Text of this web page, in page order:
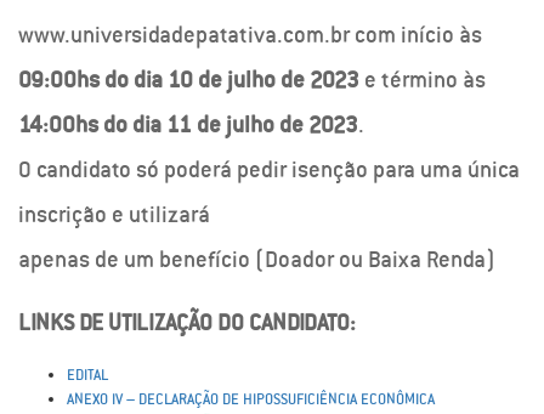
www.universidadepatativa.com.br com início às
09:00hs do dia 10 de julho de 2023 e término às
14:00hs do dia 11 de julho de 2023.
O candidato só poderá pedir isenção para uma única
inscrição e utilizará
apenas de um benefício (Doador ou Baixa Renda)
LINKS DE UTILIZAÇÃO DO CANDIDATO:
EDITAL
ANEXO IV – DECLARAÇÃO DE HIPOSSUFICIÊNCIA ECONÔMICA